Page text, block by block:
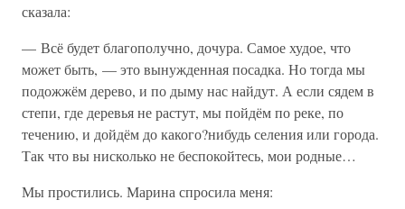
сказала:
— Всё будет благополучно, дочура. Самое худое, что
может быть, — это вынужденная посадка. Но тогда мы
подожжём дерево, и по дыму нас найдут. А если сядем в
степи, где деревья не растут, мы пойдём по реке, по
течению, и дойдём до какого?нибудь селения или города.
Так что вы нисколько не беспокойтесь, мои родные…
Мы простились. Марина спросила меня: